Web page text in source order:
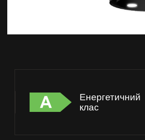
Енергетичний
клас